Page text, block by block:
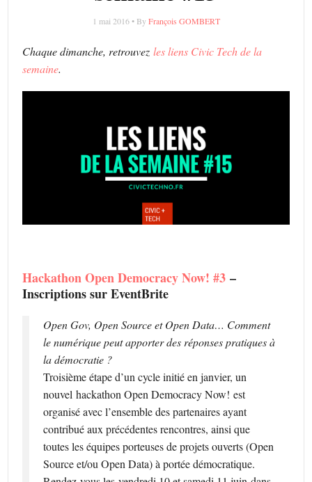
1 mai 2016 • By François GOMBERT
Chaque dimanche, retrouvezles liens Civic Tech de la
semaine.
Hackathon Open Democracy Now! #3 –
Inscriptions sur EventBrite
Open Gov, Open Source et Open Data… Comment
le numérique peut apporter des réponses pratiques à
la démocratie ?
Troisième étape d’un cycle initié en janvier, un
nouvelhackathon Open Democracy Now! est
organisé avec l’ensemble des partenaires ayant
contribué aux précédentes rencontres, ainsi que
toutes les équipes porteuses de projets ouverts (Open
Source et/ou Open Data) à portée démocratique.